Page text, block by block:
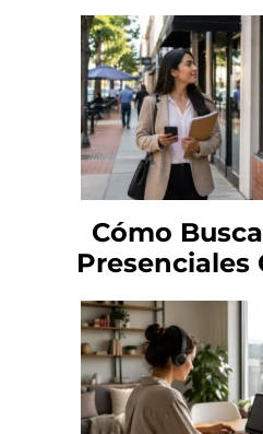
Cómo
Presenciales